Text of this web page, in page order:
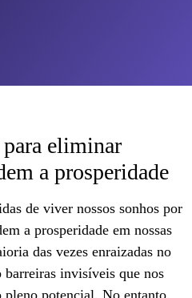
eliminar
a prosperidade
de viver nossos sonhos por
a prosperidade em nossas
das vezes enraizadas no
barreiras invisíveis que nos
pleno potencial. No entanto,